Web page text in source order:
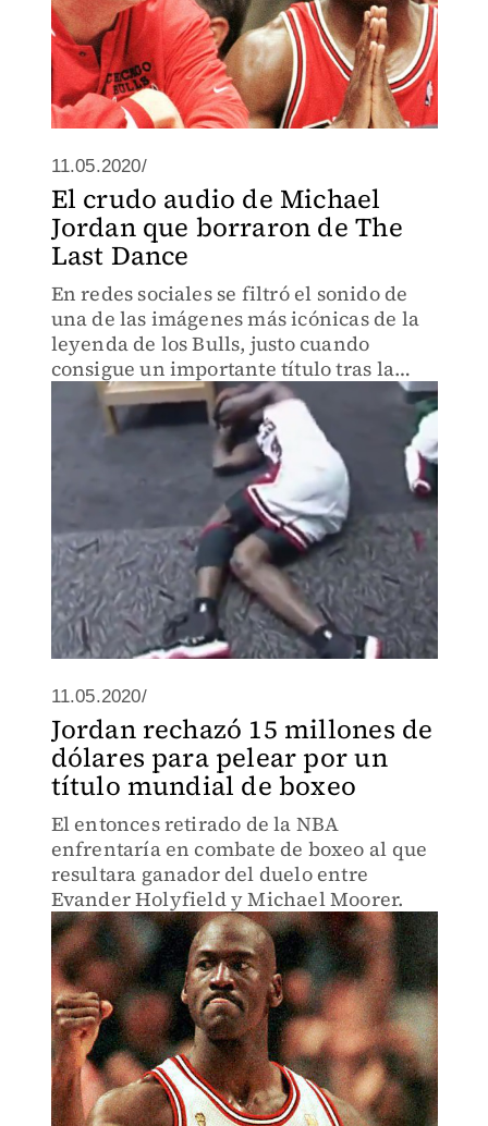
11.05.2020/
El crudo audio de Michael
Jordan que borraron de The
Last Dance
En redes sociales se filtró el sonido de
una de las imágenes más icónicas de la
leyenda de los Bulls, justo cuando
consigue un importante título tras la
muerte de su padre
11.05.2020/
Jordan rechazó 15 millones de
dólares para pelear por un
título mundial de boxeo
El entonces retirado de la NBA
enfrentaría en combate de boxeo al que
resultara ganador del duelo entre
Evander Holyfield y Michael Moorer.